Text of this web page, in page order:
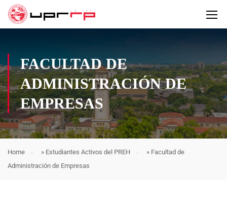
FACULTAD DE
ADMINISTRACIÓN DE
EMPRESAS
Home » Estudiantes Activos del PREH » Facultad de
Administración de Empresas